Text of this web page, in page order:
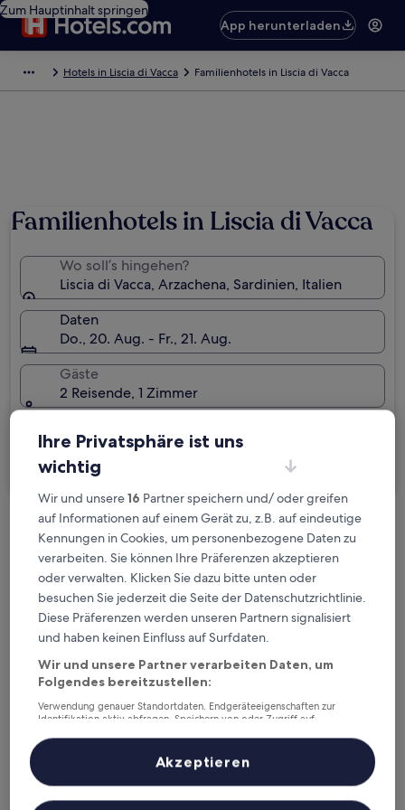
Zum Hauptinhalt springen
App herunterladen
Hotels in Liscia di Vacca Familienhotels in Liscia di Vacca
Familienhotels in Liscia di Vacca
Wo soll’s hingehen?
Liscia di Vacca, Arzachena, Sardinien, Italien
Daten
Do., 20. Aug. - Fr., 21. Aug.
Gäste
2 Reisende, 1 Zimmer
Kostenlose Stornierung bei
Planänderungen
Verdiene Prämien für jede
wahrgenommene Übernachtung
Mehr sparen mit Preisen für Mitglieder
Überprüfe die Preise für diese Daten
Heute
6. Aug. - 7. Aug.
Morgen
7. Aug. - 8. Aug.
Ihre Privatsphäre ist uns
wichtig
Wir und unsere16 Partner speichern und/ oder greifen
auf Informationen auf einem Gerät zu, z.B. auf eindeutige
Kennungen in Cookies, um personenbezogene Daten zu
verarbeiten. Sie können Ihre Präferenzen akzeptieren
oder verwalten. Klicken Sie dazu bitte unten oder
besuchen Sie jederzeit die Seite der Datenschutzrichtlinie.
Diese Präferenzen werden unseren Partnern signalisiert
und haben keinen Einfluss auf Surfdaten.
Wir und unsere Partner verarbeiten Daten, um
Folgendes bereitzustellen:
Verwendung genauer Standortdaten. Endgeräteeigenschaften zur
Identifikation aktiv abfragen. Speichern von oder Zugriff auf
Inhalte, Messung von Werbeleistung und der Performance von Inhalten,
Zielgruppenforschung sowie Entwicklung und Verbesserung von
Liste der Partner (Lieferanten)
Akzeptieren